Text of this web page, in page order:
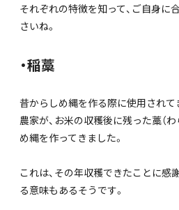
それぞれの特徴を知って、ご自身に
さいね。
・稲藁
昔からしめ縄を作る際に使用されて
農家が、お米の収穫後に残った藁（わ
め縄を作ってきました。
これは、その年収穫できたことに感
る意味もあるそうです。